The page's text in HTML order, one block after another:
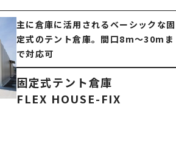
主に倉庫に活用されるベーシックな固
定式のテント倉庫。間口8m～30mま
で対応可
固定式テント倉庫
FLEX HOUSE-FIX